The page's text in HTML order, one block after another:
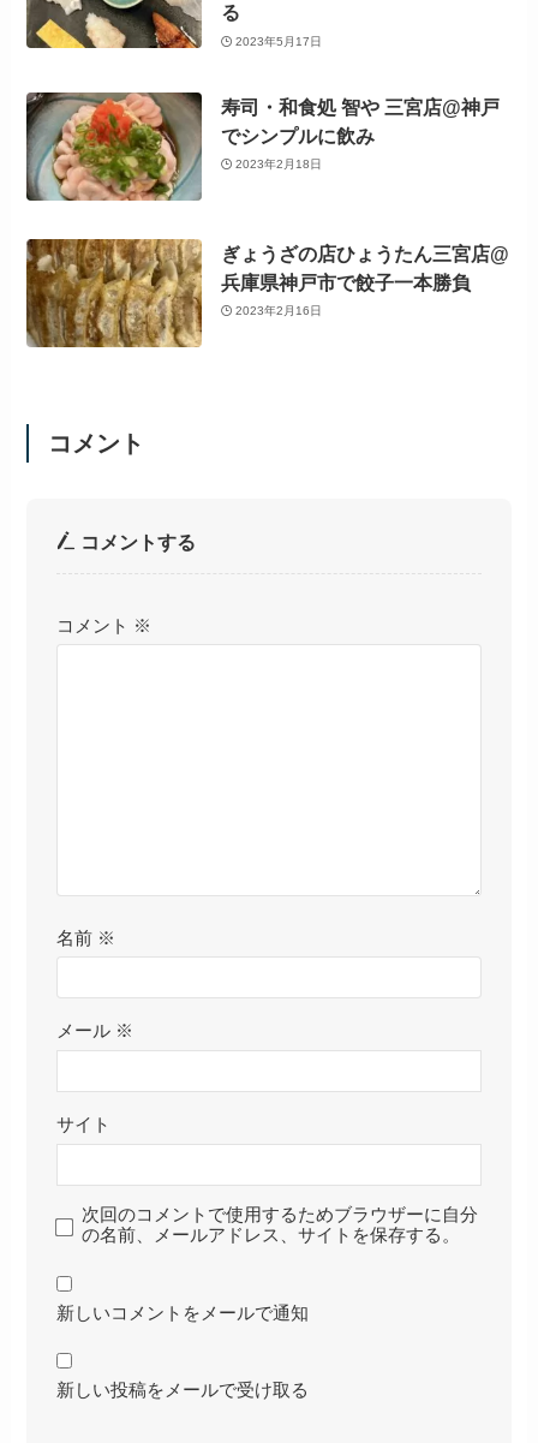
る
2023年5月17日
寿司・和食処 智や 三宮店@神戸
でシンプルに飲み
2023年2月18日
ぎょうざの店ひょうたん三宮店@
兵庫県神戸市で餃子一本勝負
2023年2月16日
コメント
コメントする
コメント ※
名前 ※
メール ※
サイト
次回のコメントで使用するためブラウザーに自分
の名前、メールアドレス、サイトを保存する。
新しいコメントをメールで通知
新しい投稿をメールで受け取る